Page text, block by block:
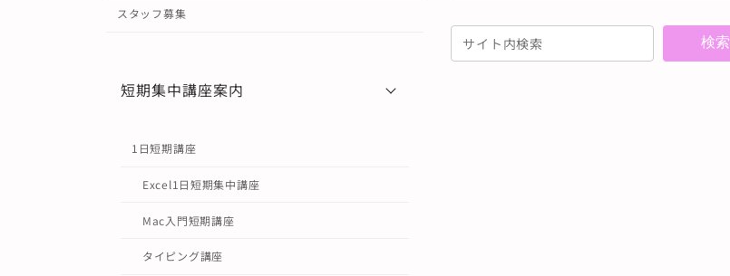
スタッフ募集
短期集中講座案内
1日短期講座
Excel1日短期集中講座
Mac入門短期講座
タイピング講座
検索